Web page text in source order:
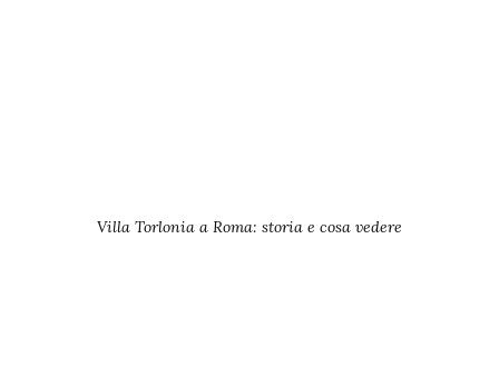
Villa Torlonia a Roma: storia e cosa vedere